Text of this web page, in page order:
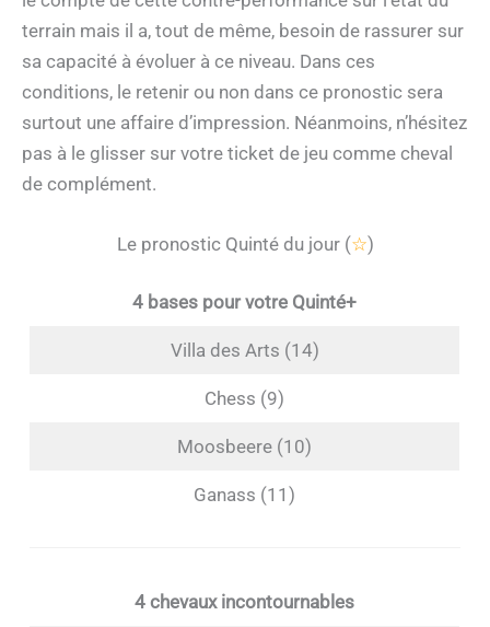
terrain mais il a, tout de même, besoin de rassurer sur
sa capacité à évoluer à ce niveau. Dans ces
conditions, le retenir ou non dans ce pronostic sera
surtout une affaire d’impression. Néanmoins, n’hésitez
pas à le glisser sur votre ticket de jeu comme cheval
de complément.
Le pronostic Quinté du jour (☆)
4 bases pour votre Quinté+
Villa des Arts (14)
Chess (9)
Moosbeere (10)
Ganass (11)
4 chevaux incontournables